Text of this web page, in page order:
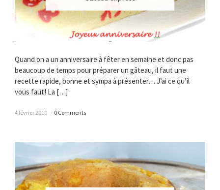
Quand on a un anniversaire à fêter en semaine et donc pas
beaucoup de temps pour préparer un gâteau, il faut une
recette rapide, bonne et sympa à présenter… J’ai ce qu’il
vous faut! La […]
4 février 2010 – 0 Comments